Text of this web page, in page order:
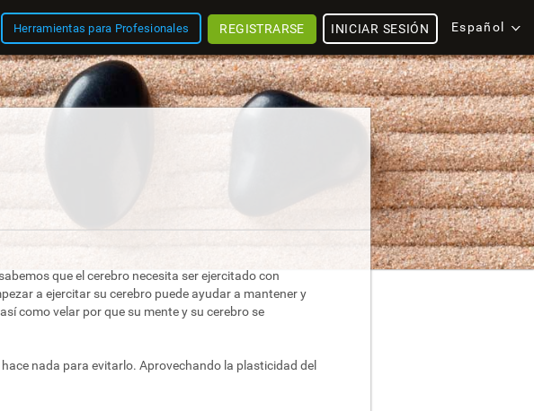
Herramientas para Profesionales Español
INICIAR SESIÓN
REGISTRARSE
que el cerebro necesita ser ejercitado con
a ejercitar su cerebro puede ayudar a mantener y
como velar por que su mente y su cerebro se
nada para evitarlo. Aprovechando la plasticidad del